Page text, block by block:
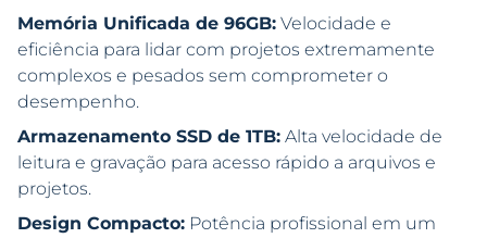
Memória Unificada de 96GB: Velocidade e
eficiência para lidar com projetos extremamente
complexos e pesados sem comprometer o
desempenho.
Armazenamento SSD de 1TB: Alta velocidade de
leitura e gravação para acesso rápido a arquivos e
projetos.
Design Compacto: Potência profissional em um